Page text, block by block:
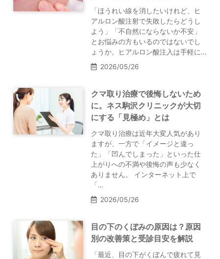
「ほうれい線を消したいけれど、ヒ
アルロン酸注射で失敗したらどうし
よう」「不自然にならないか不安」
とお悩みの方もいるのではないでし
ょうか。ヒアルロン酸注入は手軽に…
2026/05/26
クマ取り治療で後悔しないため
に。ネス駒沢クリニックが大切
にする「見極め」とは
クマ取り治療は近年大変人気があり
ますが、一方で「イメージと違っ
た」「凹んでしまった」といった仕
上がりへの不満や後悔の声も少なく
ありません。 インターネット上で
「…
2026/05/26
目の下のくぼみの原因は？原因
別の改善策と受診目安を解説
「最近、目の下がくぼんで疲れて見